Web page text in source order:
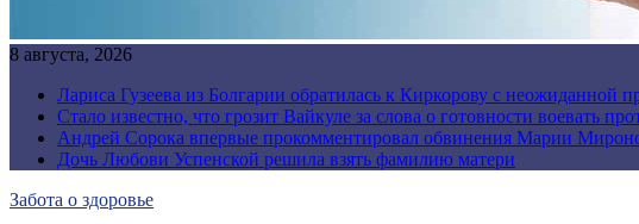
8 августа, 2026
Лариса Гузеева из Болгарии обратилась к Киркорову с неожиданной
Стало известно, что грозит Вайкуле за слова о готовности воевать
Андрей Сорока впервые прокомментировал обвинения Марии
Дочь Любови Успенской решила взять фамилию матери
Забота о здоровье